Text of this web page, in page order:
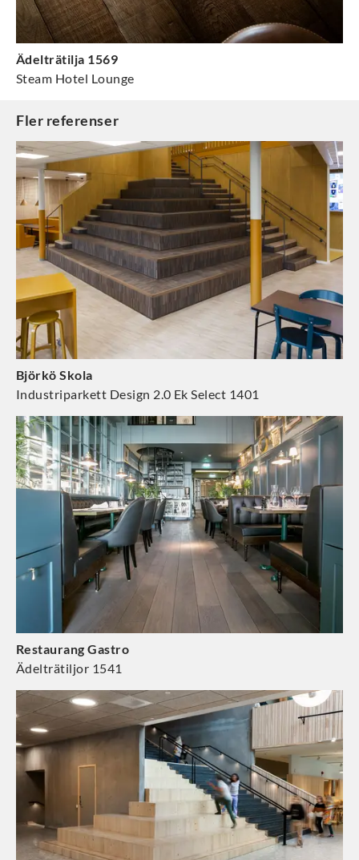
Ädelträtilja 1569
Steam Hotel Lounge
Fler referenser
Björkö Skola
Industriparkett Design 2.0 Ek Select 1401
Restaurang Gastro
Ädelträtiljor 1541